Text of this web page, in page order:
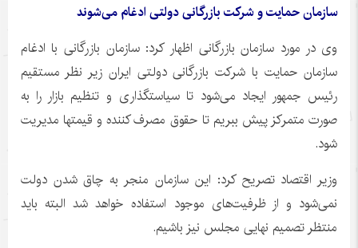
سازمان حمایت و شرکت بازرگانی دولتی ادغام می‌شوند
وی در مورد سازمان بازرگانی اظهار کرد: سازمان بازرگانی با ادغام
سازمان حمایت با شرکت بازرگانی دولتی ایران زیر نظر مستقیم
رئیس جمهور ایجاد می‌شود تا سیاستگذاری و تنظیم بازار را به
صورت متمرکز پیش ببریم تا حقوق مصرف کننده و قیمتها مدیریت
شود.
وزیر اقتصاد تصریح کرد: این سازمان منجر به چاق شدن دولت
نمی‌شود و از ظرفیت‌های موجود استفاده خواهد شد البته باید
منتظر تصمیم نهایی مجلس نیز باشیم.